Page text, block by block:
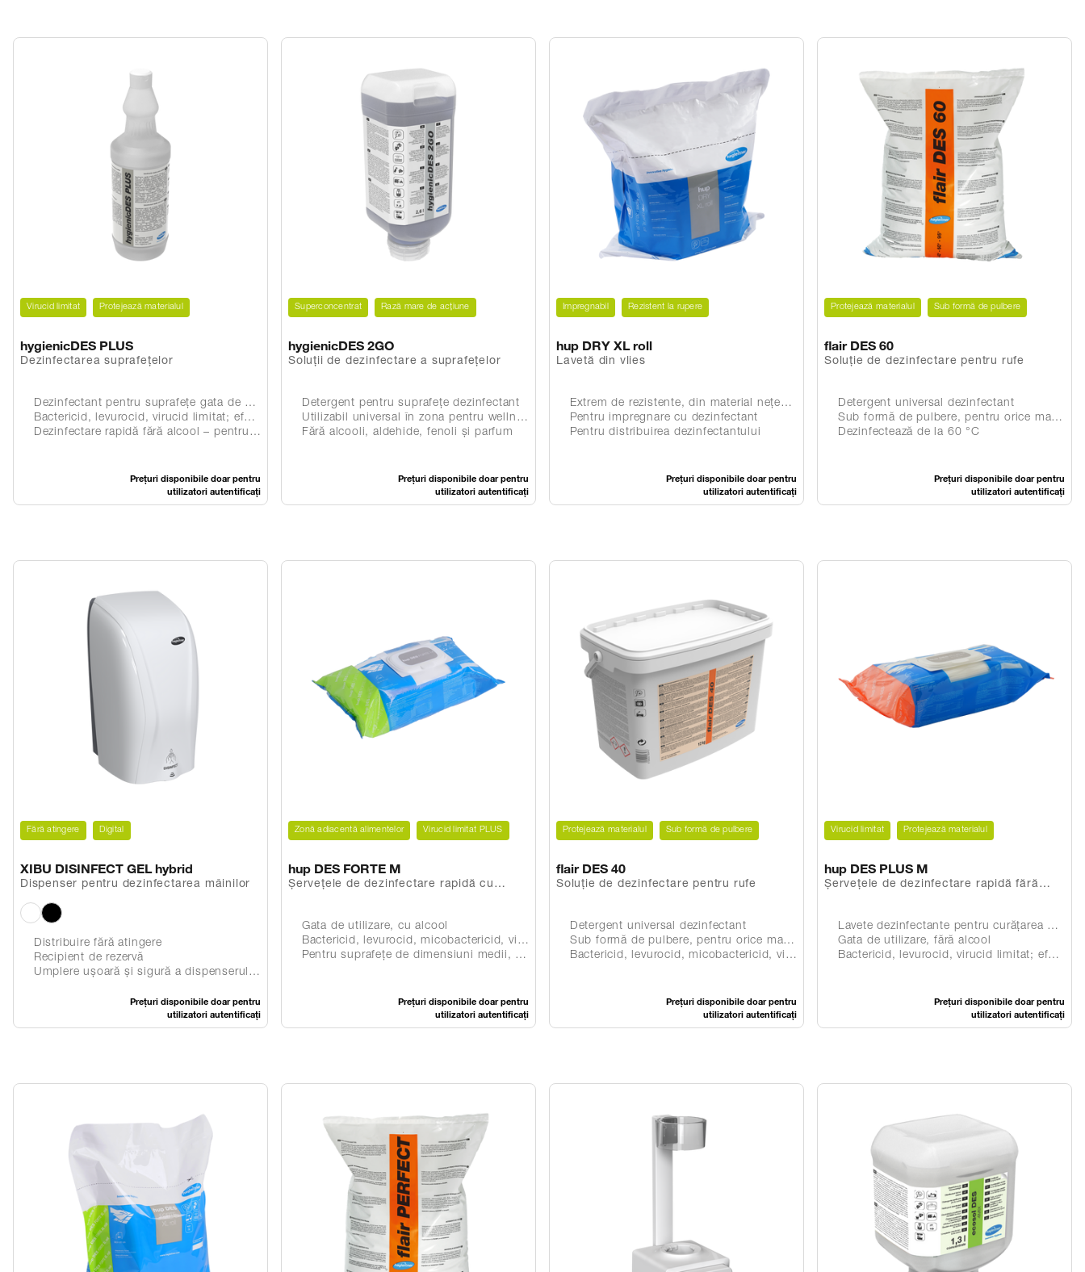
Virucid limitat Protejează materialul
hygienicDES PLUS
Dezinfectarea suprafețelor
Dezinfectant pentru suprafețe gata de utilizare
Bactericid, levurocid, virucid limitat; efect suplimentar virucid împotriva poliovirusurilor și rotavirusurilor
Dezinfectare rapidă fără alcool – pentru suprafețe delicate
Prețuri disponibile doar pentru
utilizatori autentificați
Superconcentrat Rază mare de acțiune
hygienicDES 2GO
Soluții de dezinfectare a suprafețelor
Detergent pentru suprafețe dezinfectant
Utilizabil universal în zona pentru wellness și în domeniul sănătății
Fără alcooli, aldehide, fenoli și parfum
Prețuri disponibile doar pentru
utilizatori autentificați
Impregnabil Rezistent la rupere
hup DRY XL roll
Lavetă din vlies
Extrem de rezistente, din material nețesut calitativ, care nu lasă scame
Pentru impregnare cu dezinfectant
Pentru distribuirea dezinfectantului
Prețuri disponibile doar pentru
utilizatori autentificați
Protejează materialul Sub formă de pulbere
flair DES 60
Soluție de dezinfectare pentru rufe
Detergent universal dezinfectant
Sub formă de pulbere, pentru orice mașină de spălat
Dezinfectează de la 60 °C
Prețuri disponibile doar pentru
utilizatori autentificați
Fără atingere Digital
XIBU DISINFECT GEL hybrid
Dispenser pentru dezinfectarea mâinilor
Distribuire fără atingere
Recipient de rezervă
Umplere ușoară și sigură a dispenserului datorită sistemului inovator vacuumBAG
Prețuri disponibile doar pentru
utilizatori autentificați
Zonă adiacentă alimentelor Virucid limitat PLUS
hup DES FORTE M
Șervețele de dezinfectare rapidă cu
Gata de utilizare, cu alcool
Bactericid, levurocid, micobactericid, virucid limitat PLUS; acționează suplimentar împotriva norovirusurilor în decurs de un minut
Pentru suprafețe de dimensiuni medii, rezistente la alcool
Prețuri disponibile doar pentru
utilizatori autentificați
Protejează materialul Sub formă de pulbere
flair DES 40
Soluție de dezinfectare pentru rufe
Detergent universal dezinfectant
Sub formă de pulbere, pentru orice mașină de spălat
Bactericid, levurocid, micobactericid, virucid, sporocid, fungicid
Prețuri disponibile doar pentru
utilizatori autentificați
Virucid limitat Protejează materialul
hup DES PLUS M
Șervețele de dezinfectare rapidă fără
Lavete dezinfectante pentru curățarea suprafețelor în Flowpack
Gata de utilizare, fără alcool
Bactericid, levurocid, virucid limitat; efect suplimentar virucid împotriva poliovirusurilor și rotavirusurilor
Prețuri disponibile doar pentru
utilizatori autentificați